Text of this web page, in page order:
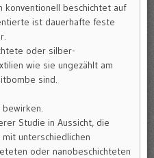
konventionell beschichtet auf
ist dauerhafte feste
oder silber-
wie sie ungezählt am
sind.
Studie in Aussicht, die
unterschiedlichen
oder nanobeschichteten